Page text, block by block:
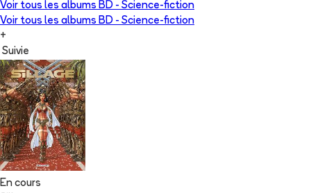
Voir tous les albums BD - Science-fiction
Voir tous les albums BD - Science-fiction
+
Suivie
En cours